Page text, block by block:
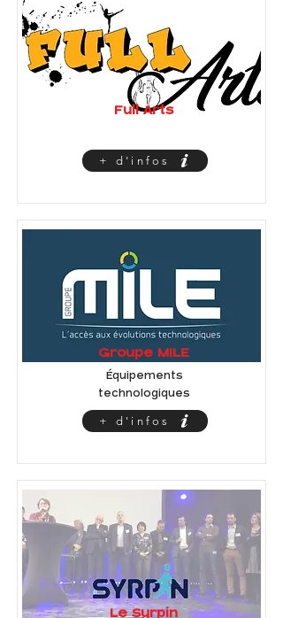
Full Arts
+ d'infos
Groupe MILE
Équipements
technologiques
+ d'infos
Le Syrpin